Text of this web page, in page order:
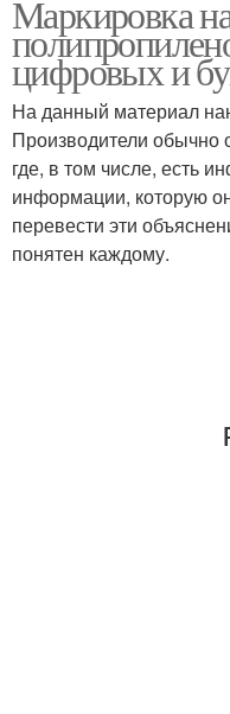
Маркировка
цифровых и
На данный материал
Производители
где, в том числе, есть
информации, которую
перевести эти
понятен каждому.